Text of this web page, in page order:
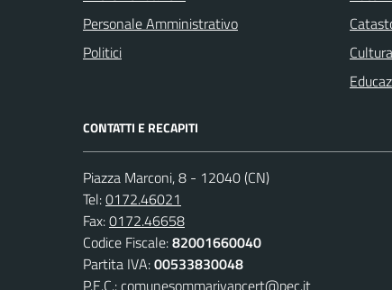
Personale Amministrativo
Politici
CONTATTI E RECAPITI
Piazza Marconi, 8 - 12040 (CN)
Tel:0172.46021
Fax:0172.46658
Codice Fiscale:82001660040
Partita IVA:00533830048
P.E.C.:comunesommarivapcert@pec.it